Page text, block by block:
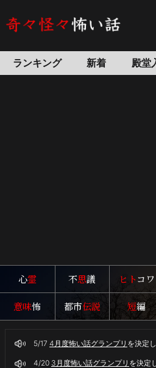
ランキング 新着 殿堂
心霊 不思議 ヒトコワ
意味怖 都市伝説 短編
5/17 4月度怖い話グランプリ を決定
4/20 3月度怖い話グランプリ を決定